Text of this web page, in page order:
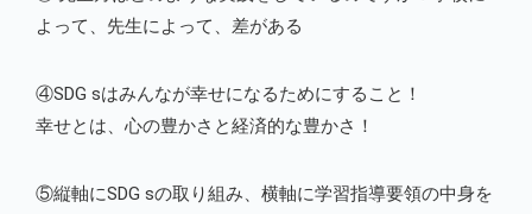
よって、先生によって、差がある
④SDG sはみんなが幸せになるためにすること！
幸せとは、心の豊かさと経済的な豊かさ！
⑤縦軸にSDG sの取り組み、横軸に学習指導要領の中身を